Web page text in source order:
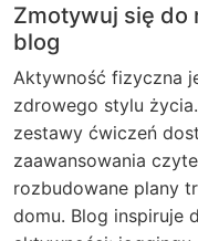
Zmotywuj się do
blog
Aktywność fizyczna
zdrowego stylu
zestawy ćwiczeń
zaawansowania
rozbudowane plany
domu. Blog inspiruje